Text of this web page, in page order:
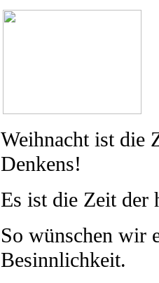
Weihnacht ist die
Denkens!
Es ist die Zeit der
So wünschen wir
Besinnlichkeit.